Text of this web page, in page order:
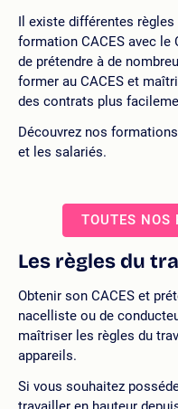
Il existe différentes
formation CACES avec le
de prétendre à de
former au CACES et
des contrats plus
Découvrez nos
et les salariés.
TOUTES NOS
Les règles du
Obtenir son CACES et
nacelliste ou de
maîtriser les règles du
appareils.
Si vous souhaitez